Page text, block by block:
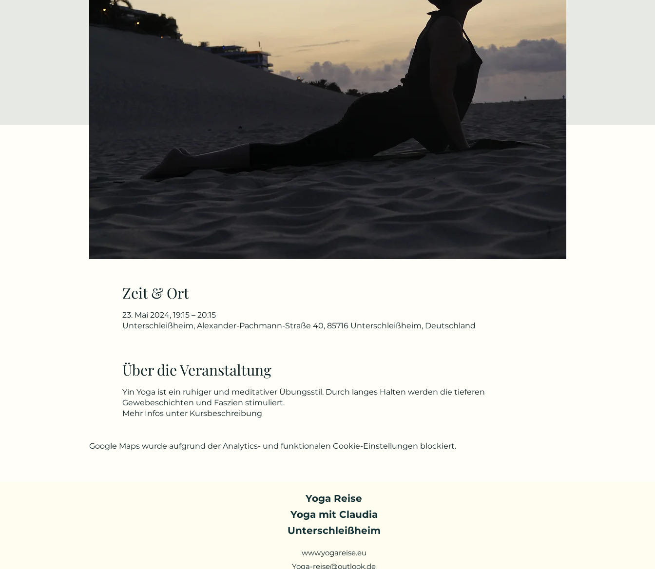
Zeit & Ort
23. Mai 2024, 19:15 – 20:15
Unterschleißheim, Alexander-Pachmann-Straße 40, 85716 Unterschleißheim, Deutschland
Über die Veranstaltung
Yin Yoga ist ein ruhiger und meditativer Übungsstil. Durch langes Halten werden die tieferen
Gewebeschichten und Faszien stimuliert.
Mehr Infos unter Kursbeschreibung
Google Maps wurde aufgrund der Analytics- und funktionalen Cookie-Einstellungen blockiert.
Yoga Reise
Yoga mit Claudia
Unterschleißheim
www.yogareise.eu
Yoga-reise@outlook.de